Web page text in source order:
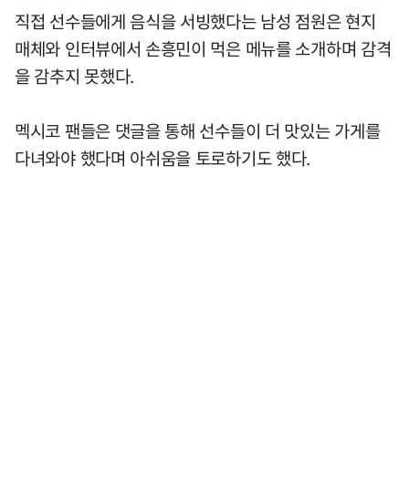
직접 선수들에게 음식을 서빙했다는 남성 점원은 현지
매체와 인터뷰에서 손흥민이 먹은 메뉴를 소개하며 감격
을 감추지 못했다.
멕시코 팬들은 댓글을 통해 선수들이 더 맛있는 가게를
다녀와야 했다며 아쉬움을 토로하기도 했다.